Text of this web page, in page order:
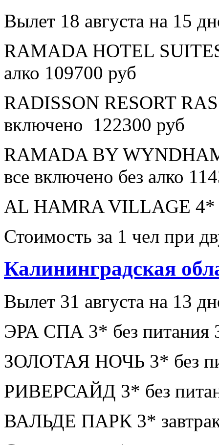
Вылет 18 августа на 15
RAMADA HOTEL
алко 109700 руб
RADISSON RESORT
включено 122300 руб
RAMADA BY
все включено без алко
AL HAMRA VILLAGE 4*
Стоимость за 1 чел при
Калининградская
Вылет 31 августа на 13
ЭРА СПА 3* без питания
ЗОЛОТАЯ НОЧЬ 3* без
РИВЕРСАЙД 3* без
ВАЛЬДЕ ПАРК 3*